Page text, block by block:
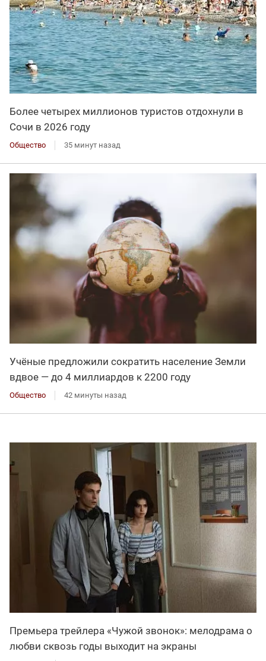
Более четырех миллионов туристов отдохнули в
Сочи в 2026 году
Общество 35 минут назад
Учёные предложили сократить население Земли
вдвое — до 4 миллиардов к 2200 году
Общество 42 минуты назад
Премьера трейлера «Чужой звонок»: мелодрама о
любви сквозь годы выходит на экраны